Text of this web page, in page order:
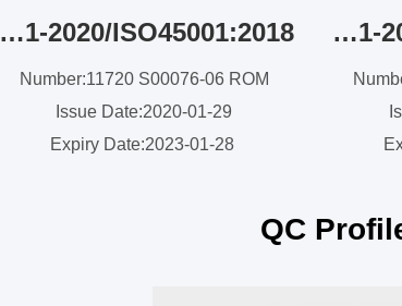
Standard:GB/T24001-2016/ISO14001:2015
Standard:GB/T45001-2020/ISO45001:2018
Number:11720 S00076-06 ROM
Issue Date:2020-01-29
Expiry Date:2023-01-28
QC